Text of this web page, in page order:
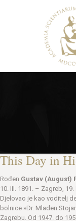
This Day in
Rođen Gustav (August)
10. III. 1891. – Zagreb,
Djelovao je kao voditelj
bolnice »Dr. Mladen
Zagrebu. Od 1947. do